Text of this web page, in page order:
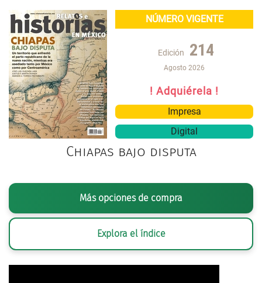
NÚMERO VIGENTE
Edición 214
Agosto 2026
! Adquiérela !
Impresa
Digital
Chiapas bajo disputa
Más opciones de compra
Explora el índice